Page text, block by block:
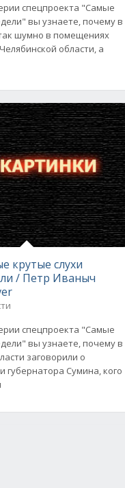
спецпроекта "Самые
вы узнаете, почему в
шумно в помещениях
области, а
крутые слухи
/ Петр Иваныч
спецпроекта "Самые
вы узнаете, почему в
заговорили о
губернатора Сумина, кого